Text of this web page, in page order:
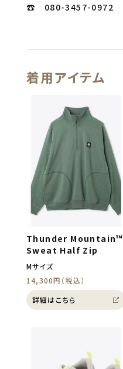
☎ 080-3457-0972
着用アイテム
Thunder Mountain™
Sweat Half Zip
Mサイズ
14,300円（税込）
詳細はこちら